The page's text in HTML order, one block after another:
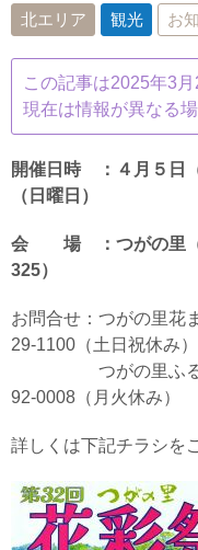
北エリア 観光 お
この記事は2025年3月
現在は情報が異なる
開催日時 ：４月５日
（日曜日）
会 場 ：つがの里（
325）
お問合せ：つがの里
29-1100（土日祝休み）
つがの里
92-0008（月火休み）
詳しくは下記チラシを